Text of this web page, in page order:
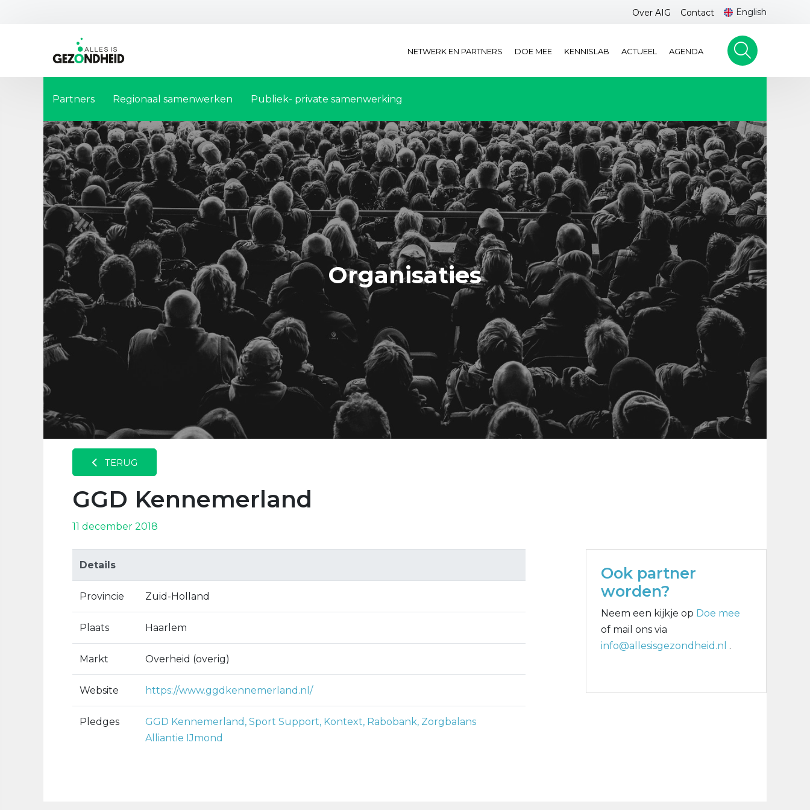
Over AIG Contact English
NETWERK EN PARTNERS DOE MEE KENNISLAB ACTUEEL AGENDA
Partners Regionaal samenwerken Publiek- private samenwerking
Organisaties
TERUG
GGD Kennemerland
11 december 2018
Details
Provincie Zuid-Holland
Plaats Haarlem
Markt Overheid (overig)
Website https://www.ggdkennemerland.nl/
Pledges
GGD Kennemerland, Sport Support, Kontext, Rabobank, Zorgbalans
Alliantie IJmond
Ook partner
worden?
Neem een kijkje op Doe mee
of mail ons via
info@allesisgezondheid.nl .